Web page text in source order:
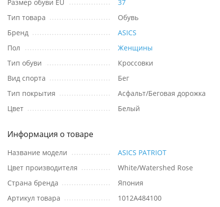
Размер обуви EU
37
Тип товара
Обувь
Бренд
ASICS
Пол
Женщины
Тип обуви
Кроссовки
Вид спорта
Бег
Тип покрытия
Асфальт/Беговая дорожка
Цвет
Белый
Информация о товаре
Название модели
ASICS PATRIOT
Цвет производителя
White/Watershed Rose
Страна бренда
Япония
Артикул товара
1012A484100